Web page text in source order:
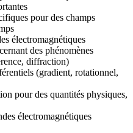
pour des champs
électromagnétiques
des phénomènes
diffraction)
(gradient, rotationnel,
pour des quantités physiques,
électromagnétiques